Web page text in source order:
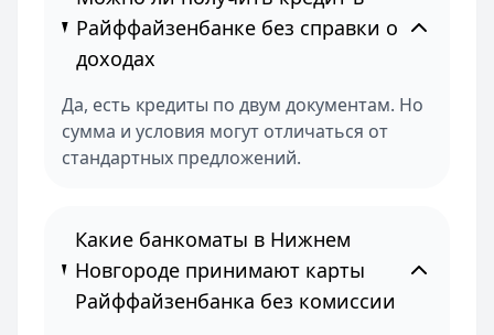
Райффайзенбанке без справки о
доходах
Да, есть кредиты по двум документам. Но
сумма и условия могут отличаться от
стандартных предложений.
Какие банкоматы в Нижнем
Новгороде принимают карты
Райффайзенбанка без комиссии